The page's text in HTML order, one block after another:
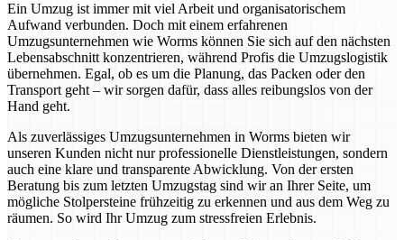
Ein Umzug ist immer mit viel Arbeit und organisatorischem
Aufwand verbunden. Doch mit einem erfahrenen
Umzugsunternehmen wie Worms können Sie sich auf den nächsten
Lebensabschnitt konzentrieren, während Profis die Umzugslogistik
übernehmen. Egal, ob es um die Planung, das Packen oder den
Transport geht – wir sorgen dafür, dass alles reibungslos von der
Hand geht.
Als zuverlässiges Umzugsunternehmen in Worms bieten wir
unseren Kunden nicht nur professionelle Dienstleistungen, sondern
auch eine klare und transparente Abwicklung. Von der ersten
Beratung bis zum letzten Umzugstag sind wir an Ihrer Seite, um
mögliche Stolpersteine frühzeitig zu erkennen und aus dem Weg zu
räumen. So wird Ihr Umzug zum stressfreien Erlebnis.